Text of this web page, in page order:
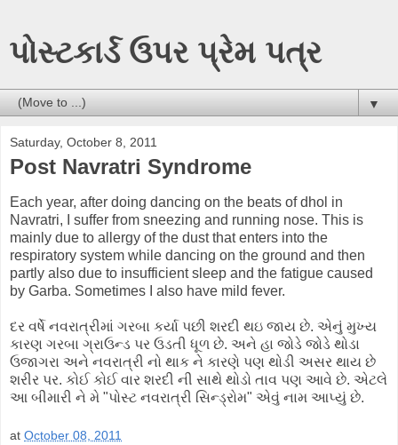
પોસ્ટકાર્ડ ઉપર પ્રેમ પત્ર
▼
Saturday, October 8, 2011
Post Navratri Syndrome
Each year, after doing dancing on the beats of dhol in
Navratri, I suffer from sneezing and running nose. This is
mainly due to allergy of the dust that enters into the
respiratory system while dancing on the ground and then
partly also due to insufficient sleep and the fatigue caused
by Garba. Sometimes I also have mild fever.
દર વર્ષે નવરાત્રીમાં ગરબા કર્યા પછી શરદી થઇ જાય છે. એનું મુખ્ય
કારણ ગરબા ગ્રાઉન્ડ પર ઉડતી ધૂળ છે. અને હા જોડે જોડે થોડા
ઉજાગરા અને નવરાત્રી નો થાક ને કારણે પણ થોડી અસર થાય છે
શરીર પર. કોઈ કોઈ વાર શરદી ની સાથે થોડો તાવ પણ આવે છે. એટલે
આ બીમારી ને મે "પોસ્ટ નવરાત્રી સિન્ડ્રોમ" એવું નામ આપ્યું છે.
at October 08, 2011